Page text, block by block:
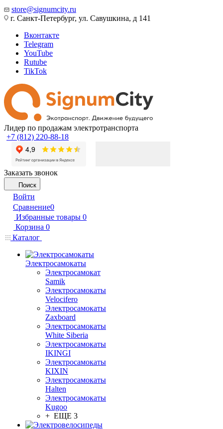
store@signumcity.ru
г. Санкт-Петербург, ул. Савушкина, д 141
Вконтакте
Telegram
YouTube
Rutube
TikTok
Лидер по продажам электротранспорта
+7 (812) 220-88-18
Заказать звонок
Поиск
Войти
Сравнение0
Избранные товары 0
Корзина 0
Каталог
Электросамокаты
Электросамокат
Samik
Электросамокаты
Velocifero
Электросамокаты
Zaxboard
Электросамокаты
White Siberia
Электросамокаты
IKINGI
Электросамокаты
KIXIN
Электросамокаты
Halten
Электросамокаты
Kugoo
+ ЕЩЕ 3